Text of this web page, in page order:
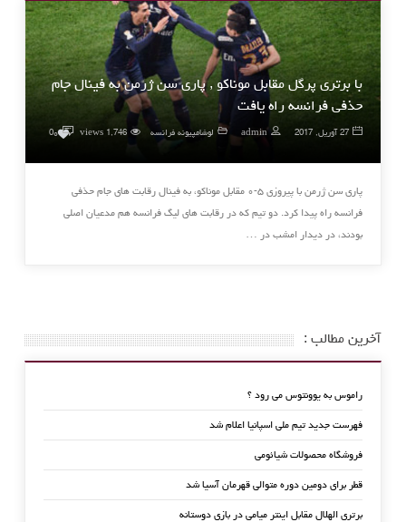
با برتری پرگل مقابل موناکو , پاری سن ژرمن به فینال جام
حذفی فرانسه راه یافت
27 آوریل, 2017 admin لوشامپیونه فرانسه 1,746 views
0۰
پاری سن ژرمن با پیروزی ۵-۰ مقابل موناکو، به فینال رقابت های جام حذفی
فرانسه راه پیدا کرد. دو تیم که در رقابت های لیگ فرانسه هم مدعیان اصلی
بودند، در دیدار امشب در …
آخرین مطالب :
راموس به یوونتوس می رود ؟
فهرست جدید تیم ملی اسپانیا اعلام شد
فروشگاه محصولات شیائومی
قطر برای دومین دوره متوالی قهرمان آسیا شد
برتری الهلال مقابل اینتر میامی در بازی دوستانه